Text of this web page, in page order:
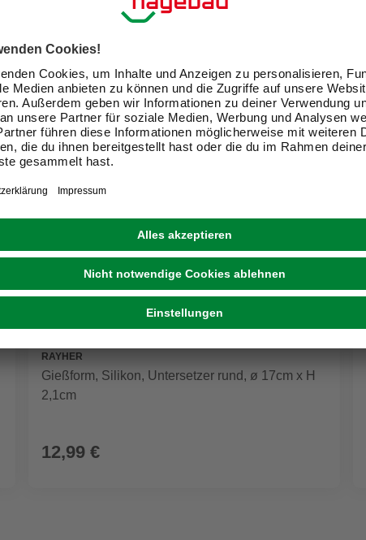
RAYHER
Gießform, Silikon, Untersetzer rund, ø 17cm x H
2,1cm
12,99 €